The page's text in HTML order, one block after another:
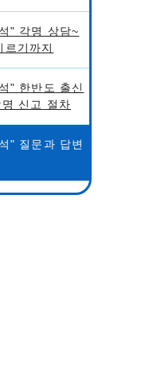
" 각명 상담~
르기까지
" 한반도 출신
신고 절차
" 질문과 답변